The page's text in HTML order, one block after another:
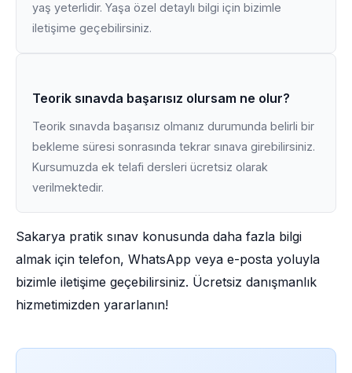
yaş yeterlidir. Yaşa özel detaylı bilgi için bizimle
iletişime geçebilirsiniz.
Teorik sınavda başarısız olursam ne olur?
Teorik sınavda başarısız olmanız durumunda belirli bir
bekleme süresi sonrasında tekrar sınava girebilirsiniz.
Kursumuzda ek telafi dersleri ücretsiz olarak
verilmektedir.
Sakarya pratik sınav konusunda daha fazla bilgi
almak için telefon, WhatsApp veya e-posta yoluyla
bizimle iletişime geçebilirsiniz. Ücretsiz danışmanlık
hizmetimizden yararlanın!